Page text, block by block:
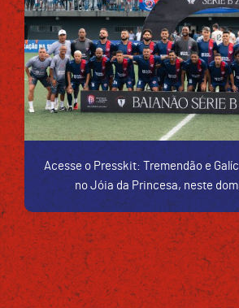
Acesse o Presskit: Tremendão e
no Jóia da Princesa, neste